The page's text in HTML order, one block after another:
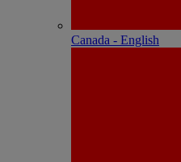
Canada - English